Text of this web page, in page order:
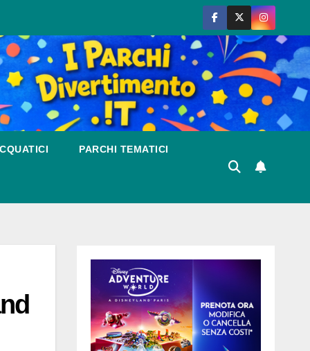
PARCHI TEMATICI